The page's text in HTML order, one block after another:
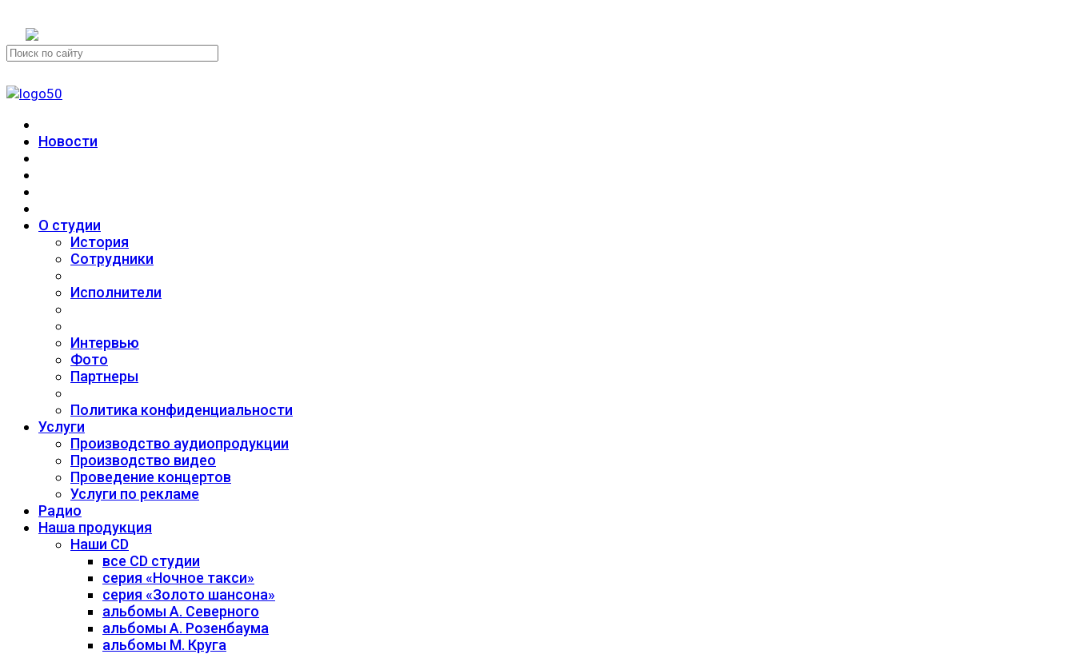
Новости
О студии
История
Сотрудники
Исполнители
Интервью
Фото
Партнеры
Политика конфиденциальности
Услуги
Производство аудиопродукции
Производство видео
Проведение концертов
Услуги по рекламе
Радио
Наша продукция
Наши CD
все CD студии
серия «Ночное такси»
серия «Золото шансона»
альбомы А. Северного
альбомы А. Розенбаума
альбомы М. Круга